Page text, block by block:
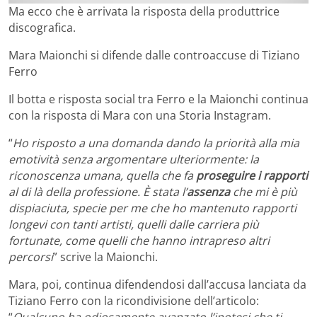
Ma ecco che è arrivata la risposta della produttrice
discografica.
Mara Maionchi si difende dalle controaccuse di Tiziano
Ferro
Il botta e risposta social tra Ferro e la Maionchi continua
con la risposta di Mara con una Storia Instagram.
“Ho risposto a una domanda dando la priorità alla mia
emotività senza argomentare ulteriormente: la
riconoscenza umana, quella che fa proseguire i rapporti
al di là della professione. È stata l’assenzache mi è più
dispiaciuta, specie per me che ho mantenuto rapporti
longevi con tanti artisti, quelli dalle carriera più
fortunate, come quelli che hanno intrapreso altri
percorsi” scrive la Maionchi.
Mara, poi, continua difendendosi dall’accusa lanciata da
Tiziano Ferro con la ricondivisione dell’articolo: